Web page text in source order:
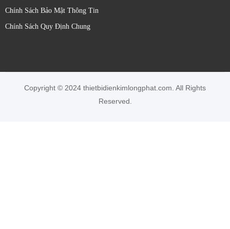
Chính Sách Bảo Mật Thông Tin
Chính Sách Quy Định Chung
Copyright © 2024 thietbidienkimlongphat.com. All Rights
Reserved.